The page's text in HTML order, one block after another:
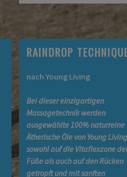
RAINDROP
nach Young Living
Bei dieser einzigartigen
Massagetechnik werden
ausgewählte 100% naturreine
Ätherische Öle von Young Living
sowohl auf die Vitaflexzone
Füße als auch auf den Rücken
getropft und mit sanften